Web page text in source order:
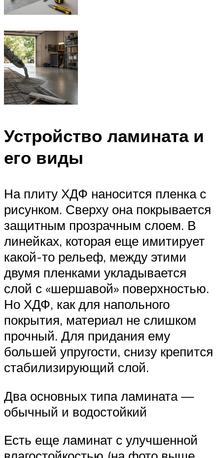
Устройство ламината и
его виды
На плиту ХДФ наносится пленка с
рисунком. Сверху она покрывается
защитным прозрачным слоем. В
линейках, которая еще имитирует
какой-то рельеф, между этими
двумя пленками укладывается
слой с «шершавой» поверхностью.
Но ХДФ, как для напольного
покрытия, материал не слишком
прочный. Для придания ему
большей упругости, снизу крепится
стабилизирующий слой.
Два основных типа ламината —
обычный и водостойкий
Есть еще ламинат с улучшенной